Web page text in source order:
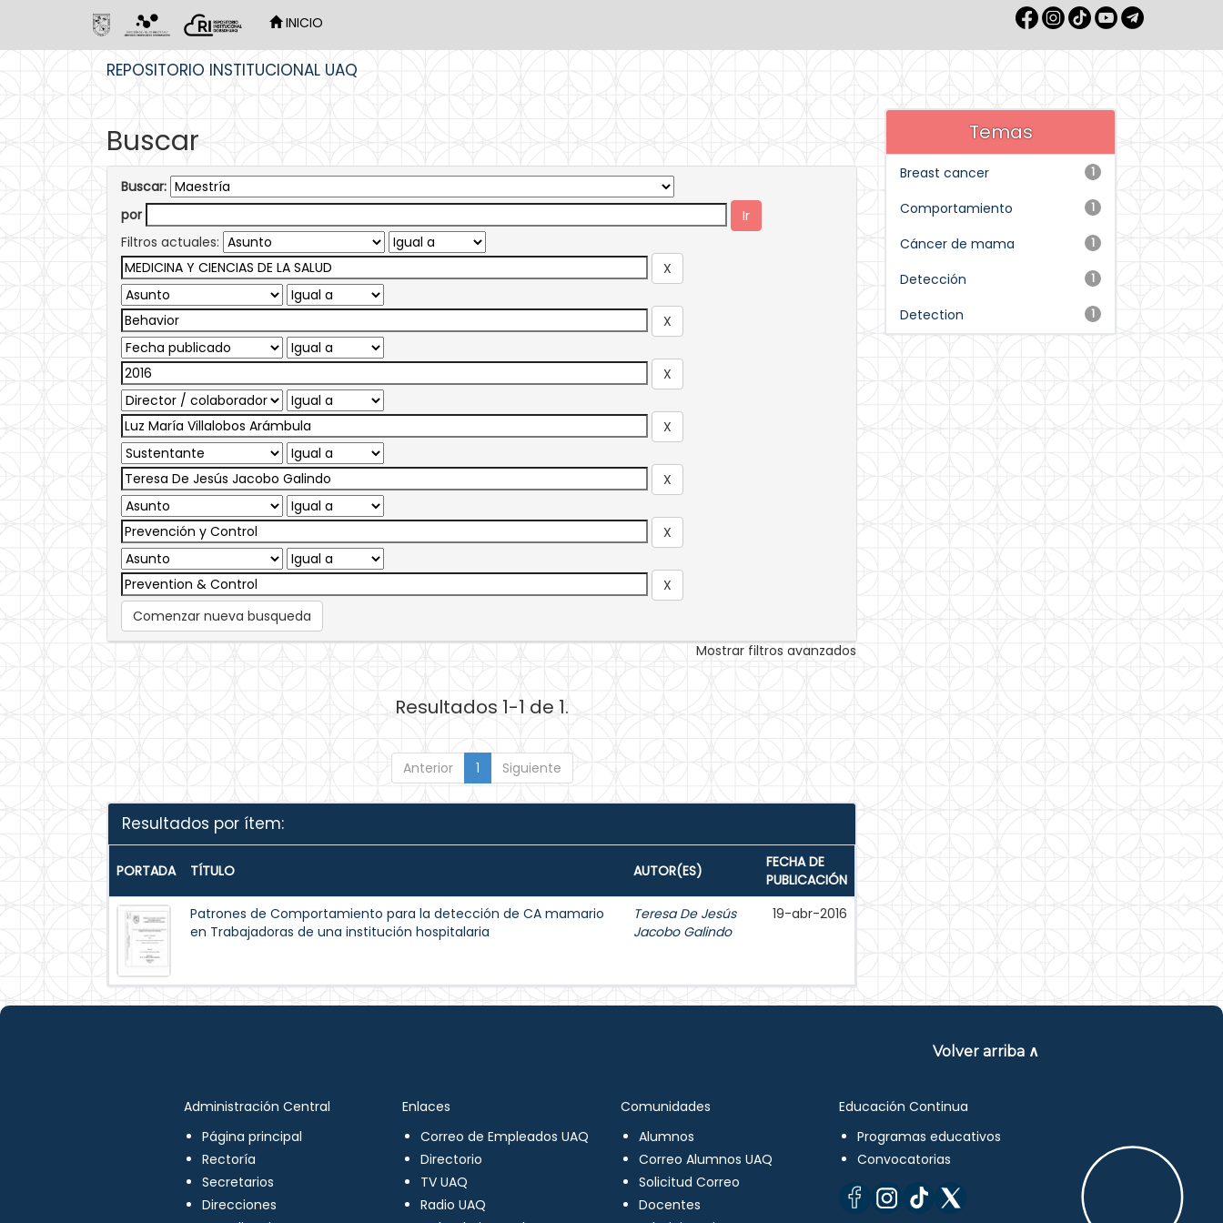
INICIO
REPOSITORIO INSTITUCIONAL UAQ
Buscar
Buscar:
por
Filtros actuales:
Comenzar nueva busqueda
Mostrar filtros avanzados
Resultados 1-1 de 1.
Anterior 1 Siguiente
Resultados por ítem:
PORTADA TÍTULO AUTOR(ES)
FECHA DE
PUBLICACIÓN
Patrones de Comportamiento para la detección de CA mamario
en Trabajadoras de una institución hospitalaria
Teresa De Jesús
Jacobo Galindo
19-abr-2016
Temas
1
Breast cancer
1
Comportamiento
1
Cáncer de mama
1
Detección
1
Detection
Volver arriba ∧
Administración Central
Página principal
Rectoría
Secretarios
Direcciones
Enlaces
Correo de Empleados UAQ
Directorio
TV UAQ
Radio UAQ
Comunidades
Alumnos
Correo Alumnos UAQ
Solicitud Correo
Docentes
Educación Continua
Programas educativos
Convocatorias